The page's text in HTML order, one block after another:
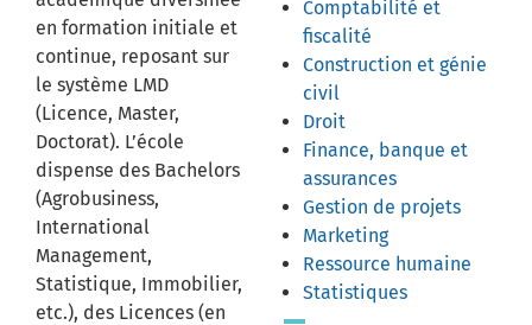
en formation initiale et
continue, reposant sur
le système LMD
(Licence, Master,
Doctorat). L’école
dispense des Bachelors
(Agrobusiness,
International
Management,
Statistique, Immobilier,
etc.), des Licences (en
Comptabilité et
fiscalité
Construction et génie
civil
Droit
Finance, banque et
assurances
Gestion de projets
Marketing
Ressource humaine
Statistiques